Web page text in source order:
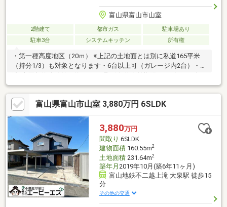
富山県富山市山室
2階建て 都市ガス
駐車場あり
駐車3台
システムキッチン 所有権
・第一種高度地区（20ｍ） ※上記の土地面とは別に私道165平米
（持分1/3）も対象となります・6台以上可（ガレージ内2台）・引
富山県富山市山室 3,880万円 6SLDK
3,880万円
間取り 6SLDK
建物面積160.55m2
土地面積231.64m2
築年月 2019年10月(築6年11ヶ月)
富山地鉄不二越上滝 大泉駅 徒歩15
分
その他の交通